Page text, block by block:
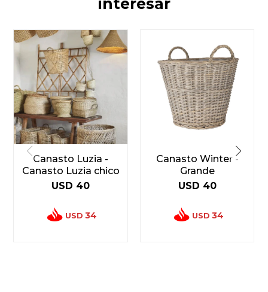
interesar
Canasto Luzia -
Canasto Luzia chico
USD 40
USD 34
Canasto Winter -
Grande
USD 40
USD 34